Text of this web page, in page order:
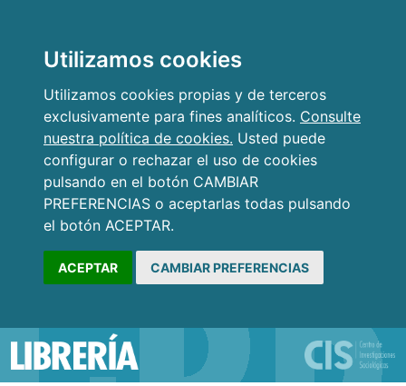
Utilizamos cookies
Utilizamos cookies propias y de terceros
exclusivamente para fines analíticos. Consulte
nuestra política de cookies. Usted puede
configurar o rechazar el uso de cookies
pulsando en el botón CAMBIAR
PREFERENCIAS o aceptarlas todas pulsando
el botón ACEPTAR.
ACEPTAR CAMBIAR PREFERENCIAS